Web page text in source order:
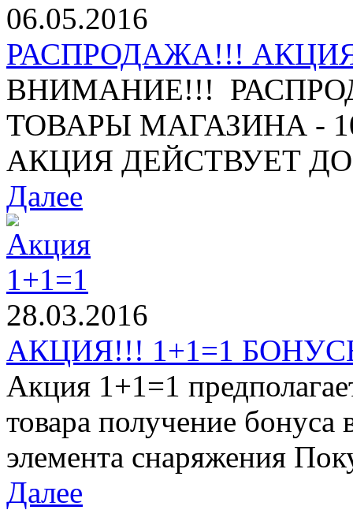
06.05.2016
РАСПРОДАЖА!!! АКЦИЯ
ВНИМАНИЕ!!!
ТОВАРЫ МАГАЗИНА -
АКЦИЯ ДЕЙСТВУЕТ
Далее
28.03.2016
АКЦИЯ!!! 1+1=1
Акция 1+1=1
товара получение бонуса
элемента снаряжения
Далее